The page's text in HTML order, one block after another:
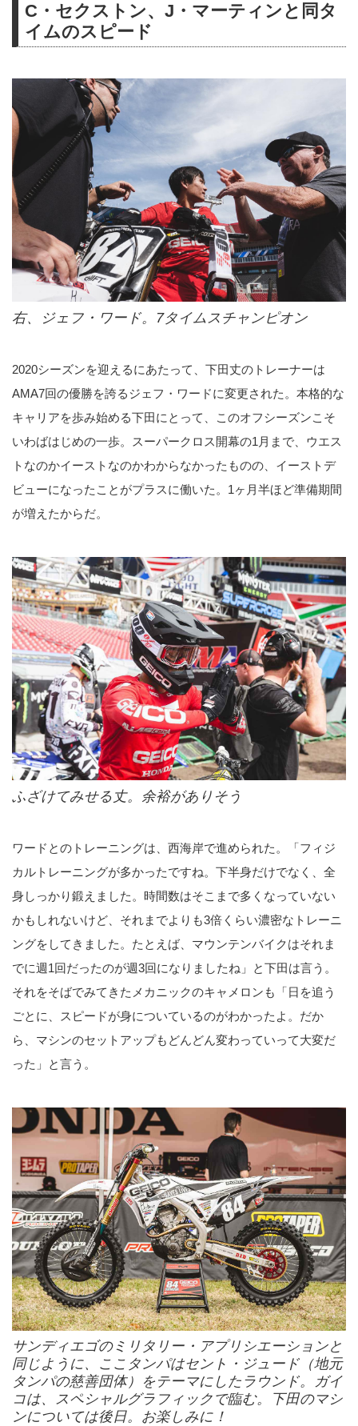
C・セクストン、J・マーティンと同タ
イムのスピード
右、ジェフ・ワード。7タイムスチャンピオン
2020シーズンを迎えるにあたって、下田丈のトレーナーは
AMA7回の優勝を誇るジェフ・ワードに変更された。本格的な
キャリアを歩み始める下田にとって、このオフシーズンこそ
いわばはじめの一歩。スーパークロス開幕の1月まで、ウエス
トなのかイーストなのかわからなかったものの、イーストデ
ビューになったことがプラスに働いた。1ヶ月半ほど準備期間
が増えたからだ。
ふざけてみせる丈。余裕がありそう
ワードとのトレーニングは、西海岸で進められた。「フィジ
カルトレーニングが多かったですね。下半身だけでなく、全
身しっかり鍛えました。時間数はそこまで多くなっていない
かもしれないけど、それまでよりも3倍くらい濃密なトレーニ
ングをしてきました。たとえば、マウンテンバイクはそれま
でに週1回だったのが週3回になりましたね」と下田は言う。
それをそばでみてきたメカニックのキャメロンも「日を追う
ごとに、スピードが身についているのがわかったよ。だか
ら、マシンのセットアップもどんどん変わっていって大変だ
った」と言う。
サンディエゴのミリタリー・アプリシエーションと
同じように、ここタンパはセント・ジュード（地元
タンパの慈善団体）をテーマにしたラウンド。ガイ
コは、スペシャルグラフィックで臨む。下田のマシ
ンについては後日。お楽しみに！